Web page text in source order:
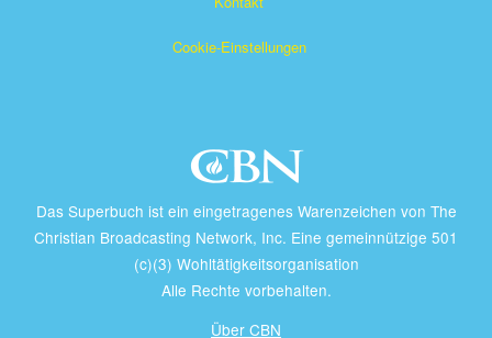
Cookie-Einstellungen
Das Superbuch ist ein eingetragenes Warenzeichen von The
Christian Broadcasting Network, Inc. Eine gemeinnützige 501
(c)(3) Wohltätigkeitsorganisation
Alle Rechte vorbehalten.
Über CBN